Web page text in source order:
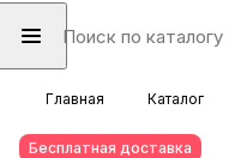
Главная Каталог
Бесплатная доставка